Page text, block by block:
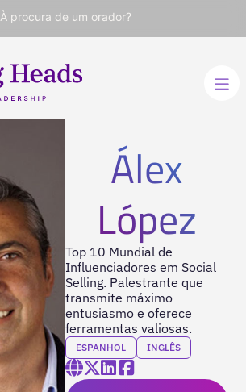
À procura de um orador?
Álex
López
Top 10 Mundial de
Influenciadores em Social
Selling. Palestrante que
transmite máximo
entusiasmo e oferece
ferramentas valiosas.
ESPANHOL INGLÊS